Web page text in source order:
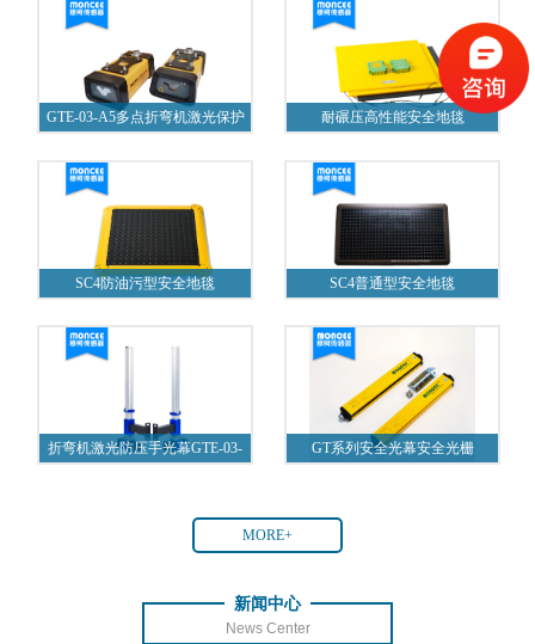
GTE-03-A5多点折弯机激光保护 耐碾压高性能安全地毯
SC4防油污型安全地毯 SC4普通型安全地毯
折弯机激光防压手光幕GTE-03-
GT系列安全光幕安全光栅
MORE+
新闻中心
News Center